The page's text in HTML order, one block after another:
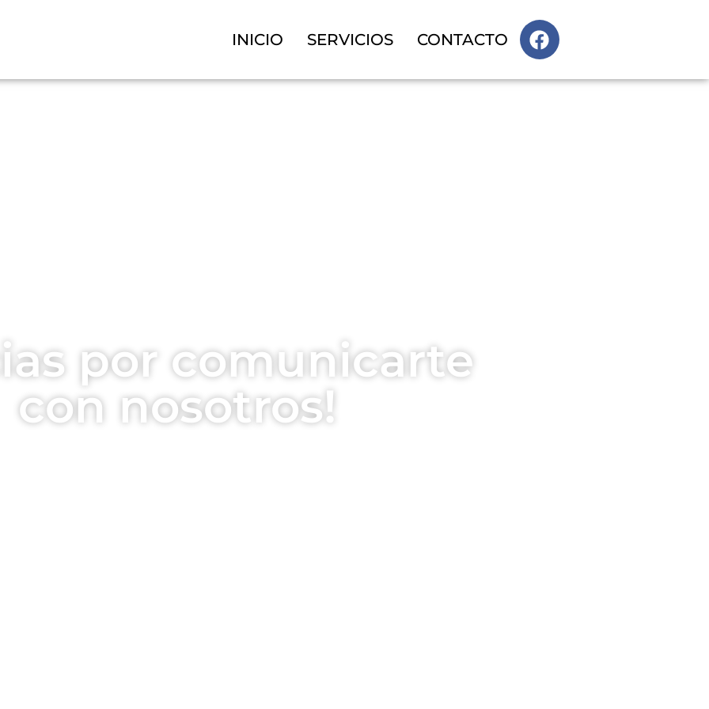
INICIO SERVICIOS CONTACTO
por comunicarte
con nosotros!